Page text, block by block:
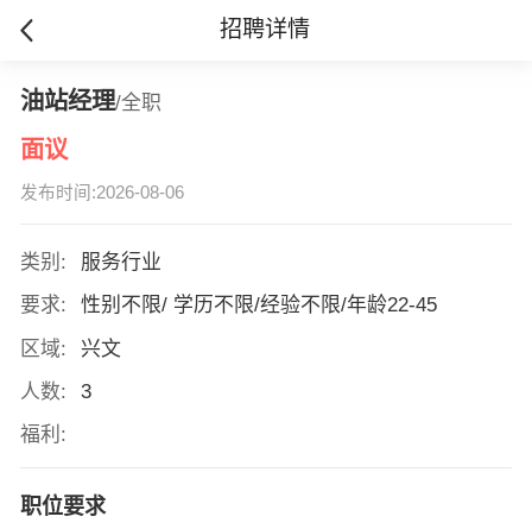
招聘详情
油站经理/全职
面议
发布时间:2026-08-06
类别:
服务行业
要求:
性别不限/ 学历不限/经验不限/年龄22-45
区域:
兴文
人数:
3
福利:
职位要求